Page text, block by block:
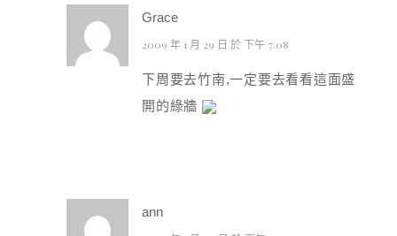
Grace
2009 年 1 月 29 日 於 下午 7:08
下周要去竹南,一定要去看看這面盛
開的綠牆
ann